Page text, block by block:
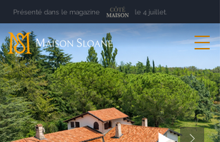
Présenté dans le magazine le 4 juillet.